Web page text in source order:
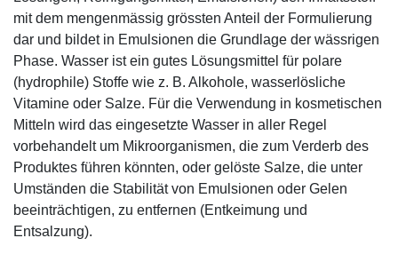
mit dem mengenmässig grössten Anteil der Formulierung
dar und bildet in Emulsionen die Grundlage der wässrigen
Phase. Wasser ist ein gutes Lösungsmittel für polare
(hydrophile) Stoffe wie z. B. Alkohole, wasserlösliche
Vitamine oder Salze. Für die Verwendung in kosmetischen
Mitteln wird das eingesetzte Wasser in aller Regel
vorbehandelt um Mikroorganismen, die zum Verderb des
Produktes führen könnten, oder gelöste Salze, die unter
Umständen die Stabilität von Emulsionen oder Gelen
beeinträchtigen, zu entfernen (Entkeimung und
Entsalzung).